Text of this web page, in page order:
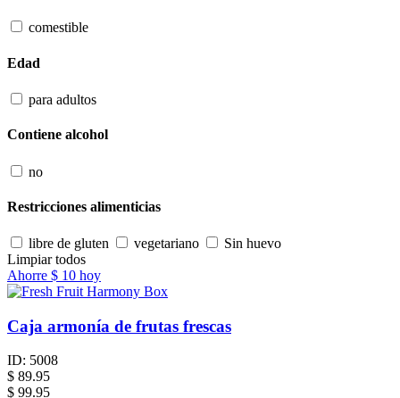
comestible
Edad
para adultos
Contiene alcohol
no
Restricciones alimenticias
libre de gluten vegetariano
Sin huevo
Limpiar todos
Ahorre $ 10 hoy
Caja armonía de frutas frescas
ID: 5008
$ 89.95
$ 99.95